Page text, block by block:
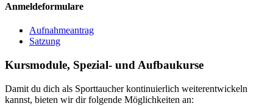
Anmeldeformulare
Aufnahmeantrag
Satzung
Kursmodule, Spezial- und Aufbaukurse
Damit du dich als Sporttaucher kontinuierlich weiterentwickeln
kannst, bieten wir dir folgende Möglichkeiten an: